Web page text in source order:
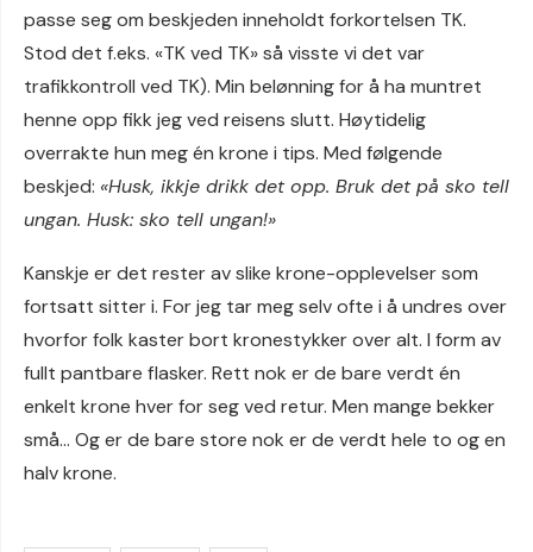
passe seg om beskjeden inneholdt forkortelsen TK.
Stod det f.eks. «TK ved TK» så visste vi det var
trafikkontroll ved TK). Min belønning for å ha muntret
henne opp fikk jeg ved reisens slutt. Høytidelig
overrakte hun meg én krone i tips. Med følgende
beskjed: «Husk, ikkje drikk det opp. Bruk det på sko tell
ungan. Husk: sko tell ungan!»
Kanskje er det rester av slike krone-opplevelser som
fortsatt sitter i. For jeg tar meg selv ofte i å undres over
hvorfor folk kaster bort kronestykker over alt. I form av
fullt pantbare flasker. Rett nok er de bare verdt én
enkelt krone hver for seg ved retur. Men mange bekker
små… Og er de bare store nok er de verdt hele to og en
halv krone.